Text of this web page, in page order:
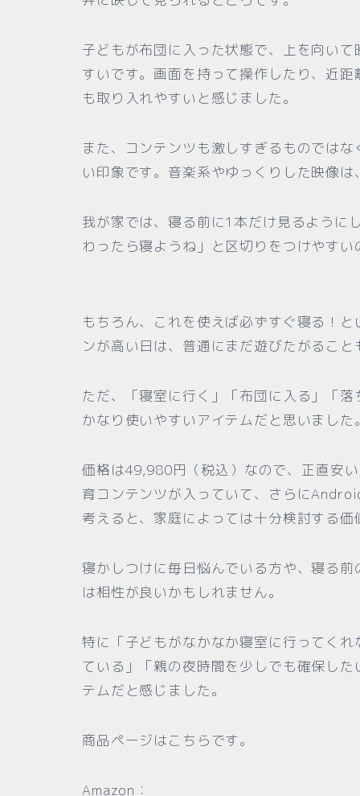
子どもが布団に入った状態で、上を向い
すいです。画面を持って操作したり、近
も取り入れやすいと感じました。
また、コンテンツも激しすぎるものでは
い印象です。音楽系やゆっくりした映像
我が家では、寝る前に1本だけ見るように
わったら寝ようね」と区切りをつけやす
もちろん、これを使えば必ずすぐ寝る！
ンが高い日は、普通にまだ遊びたがること
ただ、「寝室に行く」「布団に入る」「
かなり使いやすいアイテムだと思いました
価格は49,980円（税込）なので、正直安
育コンテンツが入っていて、さらに
考えると、家庭によっては十分検討する
寝かしつけに毎日悩んでいる方や、寝る
は相性が良いかもしれません。
特に「子どもがなかなか寝室に行ってく
ている」「親の夜時間を少しでも確保し
テムだと感じました。
商品ページはこちらです。
Amazon：